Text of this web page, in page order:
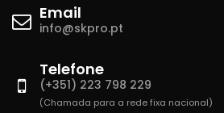
Email
info@skpro.pt
Telefone
(+351) 223 798 229
(Chamada para a rede fixa nacional)